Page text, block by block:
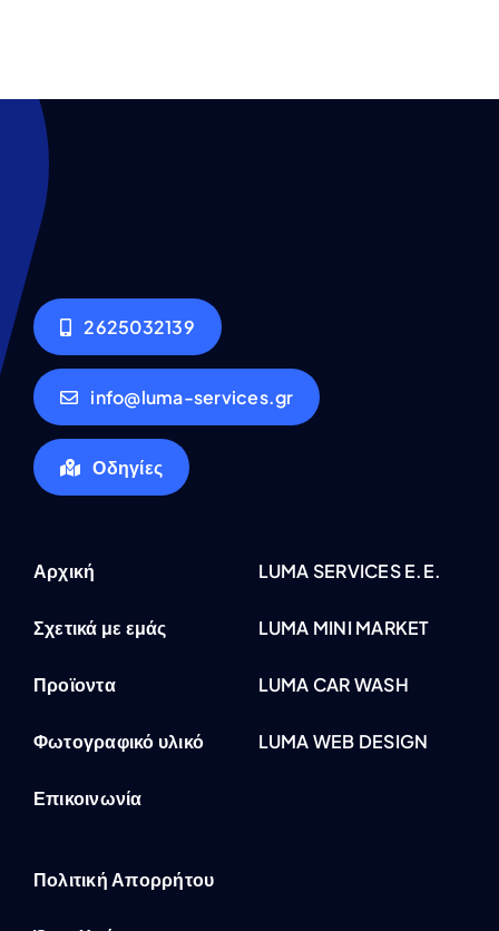
2625032139
info@luma-services.gr
Οδηγίες
Αρχική
Σχετικά με εμάς
Προϊοντα
Φωτογραφικό υλικό
Επικοινωνία
LUMA SERVICES E.E.
LUMA MINI MARKET
LUMA CAR WASH
LUMA WEB DESIGN
Πολιτική Απορρήτου